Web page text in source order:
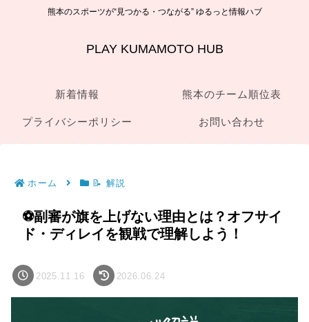
熊本のスポーツが“見つかる・つながる” ゆるっと情報ハブ
PLAY KUMAMOTO HUB
新着情報 熊本のチーム順位表
プライバシーポリシー お問い合わせ
ホーム 📝 解説
⚽副審が旗を上げない理由とは？オフサイ
ド・ディレイを観戦で理解しよう！
2025.11.16 2026.06.24